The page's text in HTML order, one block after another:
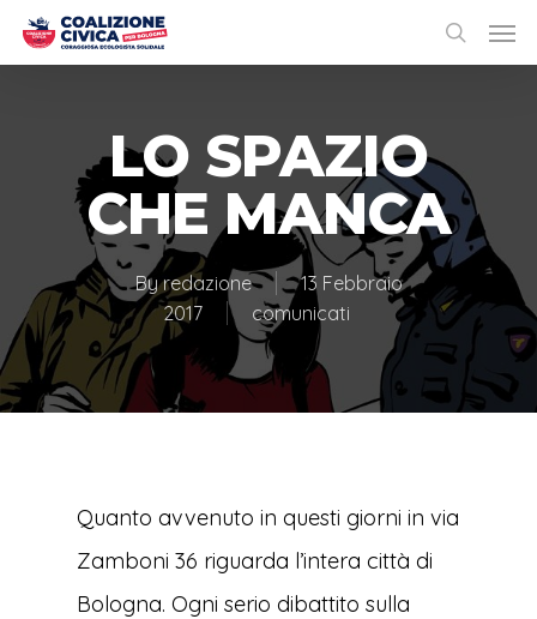
LO SPAZIO
CHE MANCA
Byredazione
13 Febbraio
2017
comunicati
Quanto avvenuto in questi giorni in via
Zamboni 36 riguarda l’intera città di
Bologna. Ogni serio dibattito sulla